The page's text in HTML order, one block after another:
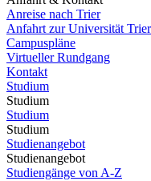
Anreise nach Trier
Anfahrt zur Universität Trier
Campuspläne
Virtueller Rundgang
Kontakt
Studium
Studium
Studium
Studium
Studienangebot
Studienangebot
Studiengänge von A-Z